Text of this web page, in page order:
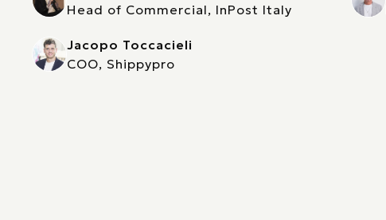
Head of Commercial, InPost Italy
Jacopo Toccacieli
COO, Shippypro